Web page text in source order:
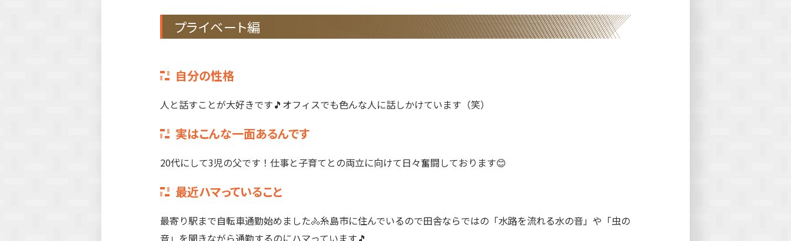
プライベート編
自分の性格
人と話すことが大好きです🎵オフィスでも色んな人に話しかけています（笑）
実はこんな一面あるんです
20代にして3児の父です！仕事と子育てとの両立に向けて日々奮闘しております😊
最近ハマっていること
最寄り駅まで自転車通勤始めました🚴糸島市に住んでいるので田舎ならではの「水路を流れる水の音」や「虫の
音」を聞きながら通勤するのにハマっています🎵